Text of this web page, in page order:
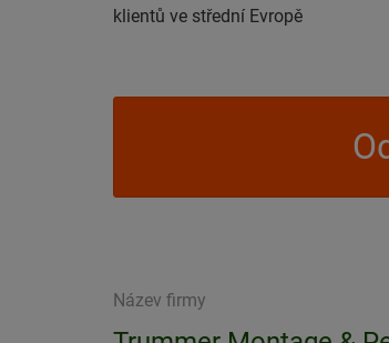
klientů ve střední Evropě
Název firmy